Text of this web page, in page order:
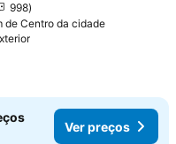
998
de Centro da cidade
Ver preços